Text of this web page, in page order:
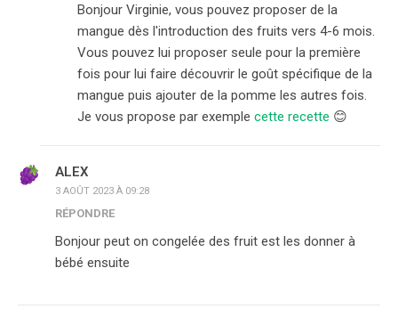
Bonjour Virginie, vous pouvez proposer de la
mangue dès l'introduction des fruits vers 4-6 mois.
Vous pouvez lui proposer seule pour la première
fois pour lui faire découvrir le goût spécifique de la
mangue puis ajouter de la pomme les autres fois.
Je vous propose par exemple cette recette 😊
ALEX
3 AOÛT 2023 À 09:28
RÉPONDRE
Bonjour peut on congelée des fruit est les donner à
bébé ensuite